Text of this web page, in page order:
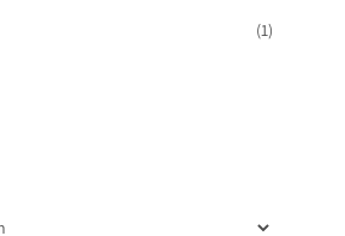
(1)